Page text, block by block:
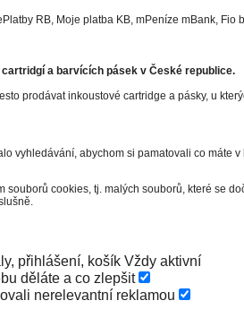
RB, Moje platba KB, mPeníze mBank, Fio
a barvících pásek v České republice.
prodávat inkoustové cartridge a pásky, u
vyhledávání, abychom si pamatovali co
souborů cookies, tj. malých souborů, které se
přihlášení, košík Vždy aktivní
děláte a co zlepšit
nerelevantní reklamou